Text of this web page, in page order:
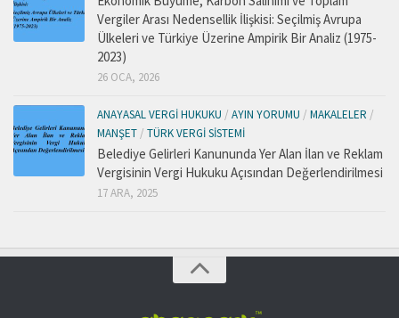
Vergiler Arası Nedensellik İlişkisi: Seçilmiş Avrupa
Ülkeleri ve Türkiye Üzerine Ampirik Bir Analiz (1975-
2023)
26 OCA, 2026
ANAYASAL VERGI HUKUKU / AYIN YORUMU / MAKALELER /
MANŞET / TÜRK VERGI SISTEMI
Belediye Gelirleri Kanununda Yer Alan İlan ve Reklam
Vergisinin Vergi Hukuku Açısından Değerlendirilmesi
17 ARA, 2025